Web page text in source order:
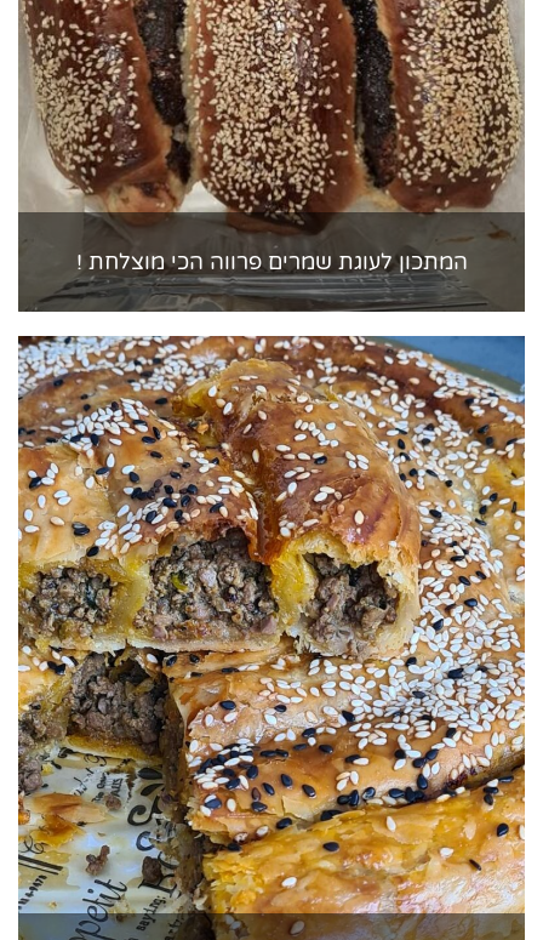
המתכון לעוגת שמרים פרווה הכי מוצלחת !